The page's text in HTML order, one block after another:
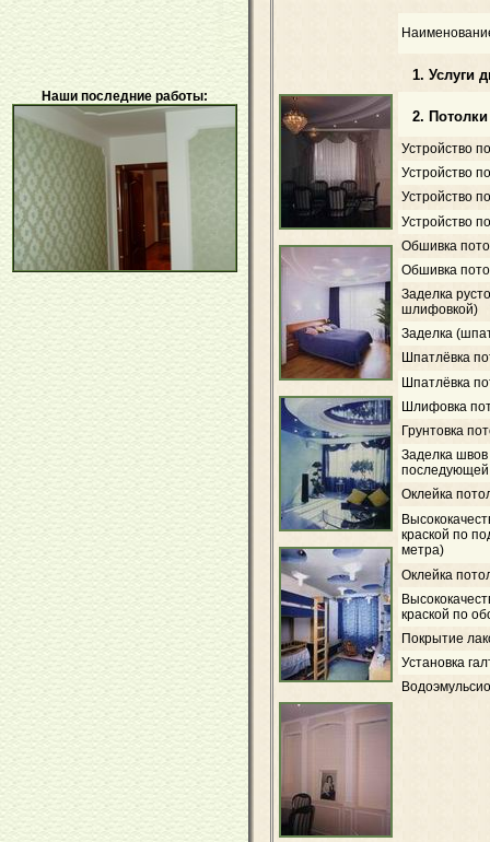
Наши последние работы:
1. Услуги
2. Потолки
Устройство
Устройство
Устройство
Устройство
Обшивка
Обшивка
Заделка
шлифовкой)
Заделка
Шпатлёвка
Шпатлёвка
Шлифовка
Грунтовка
Заделка
Оклейка
краской по
метра)
Оклейка
краской по
Покрытие
Установка